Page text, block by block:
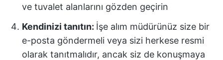
ve tuvalet alanlarını gözden geçirin
Kendinizi tanıtın: İşe alım müdürünüz size bir
e-posta göndermeli veya sizi herkese resmi
olarak tanıtmalıdır, ancak siz de konuşmaya